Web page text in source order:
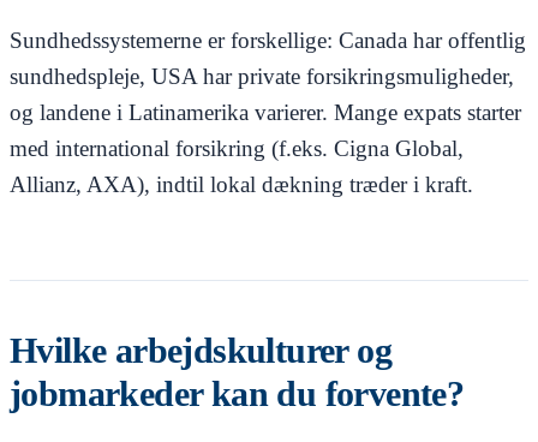
Sundhedssystemerne er forskellige: Canada har offentlig
sundhedspleje, USA har private forsikringsmuligheder,
og landene i Latinamerika varierer. Mange expats starter
med international forsikring (f.eks. Cigna Global,
Allianz, AXA), indtil lokal dækning træder i kraft.
Hvilke arbejdskulturer og
jobmarkeder kan du forvente?